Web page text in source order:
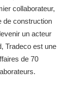
collaborateur,
de construction
un acteur
Tradeco est une
de 70